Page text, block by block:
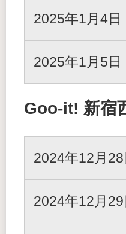
2025年1月4日
2025年1月5日
Goo-it! 新宿
2024年12月28
2024年12月29